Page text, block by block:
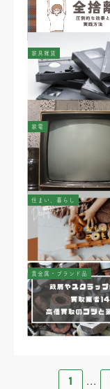
家具雑貨
家電
住まい、暮らし
貴金属・ブランド品
1